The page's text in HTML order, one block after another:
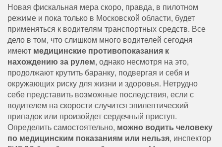
Новая фискальная мера скоро, правда, в пилотном
режиме и пока только в Московской области, будет
применяться к водителям транспортных средств. Все
дело в том, что слишком много водителей сегодня
имеют медицинские противопоказания к
нахождению за рулем, однако несмотря на это,
продолжают крутить баранку, подвергая и себя и
окружающих риску для жизни и здоровья. Нетрудно
себе представить возможные последствия, если с
водителем на скорости случится эпилептический
припадок или произойдет сердечный приступ.
Определить самостоятельно, можно водить человеку
по медицинским показаниям или нельзя, инспектор